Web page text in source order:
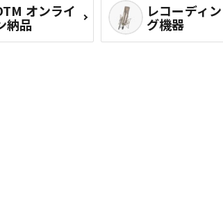
オンライ
納品
レコーディン
グ機器